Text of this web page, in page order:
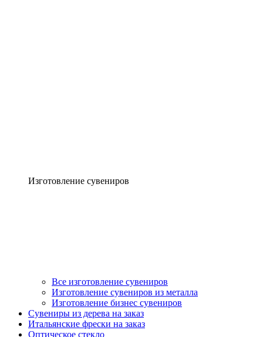
Изготовление сувениров
Все изготовление сувениров
Изготовление сувениров из металла
Изготовление бизнес сувениров
Сувениры из дерева на заказ
Итальянские фрески на заказ
Оптическое стекло